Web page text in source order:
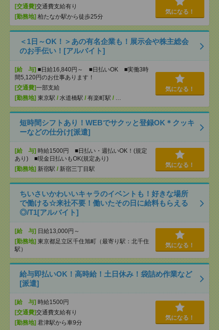
[交通費]交通費支給有り
[勤務地] 柏たなか駅から徒歩25分
気になる！
＜1日～OK！＞あの有名企業も！展示会や株主総会
のお手伝い！[アルバイト]
[給 与] ■日給16,840円～ ■日払いOK ■実働3時
間5,120円のお仕事あります！
[交通費]一部支給
[勤務地] 東京駅 / 水道橋駅 / 有楽町駅 / …
気になる！
短時間シフトあり！WEBでサクッと登録OK＊クッキ
ーなどの仕分け[派遣]
[給 与] 時給1500円 ■日払い・週払いOK！(規定
あり) ■現金日払いもOK(規定あり)
[勤務地] 新宿駅 / 新宿三丁目駅
気になる！
ちいさいかわいいキャラのイベントも！好きな場所
で働ける☆来社不要！働いたその日に給料もらえる
◎/T1[アルバイト]
[給 与] 日給13,000円～
[勤務地] 東京都足立区千住旭町（最寄り駅：北千住
駅）
気になる！
給与即払いOK！高時給！土日休み！袋詰め作業など
[派遣]
[給 与] 時給1500円
[交通費]交通費支給有り
[勤務地] 君津駅から車9分
気になる！